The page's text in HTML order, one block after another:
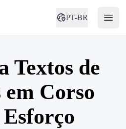
PT-BR
Textos de
em Corso
Esforço